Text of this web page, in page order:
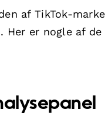
af TikTok-
er nogle af